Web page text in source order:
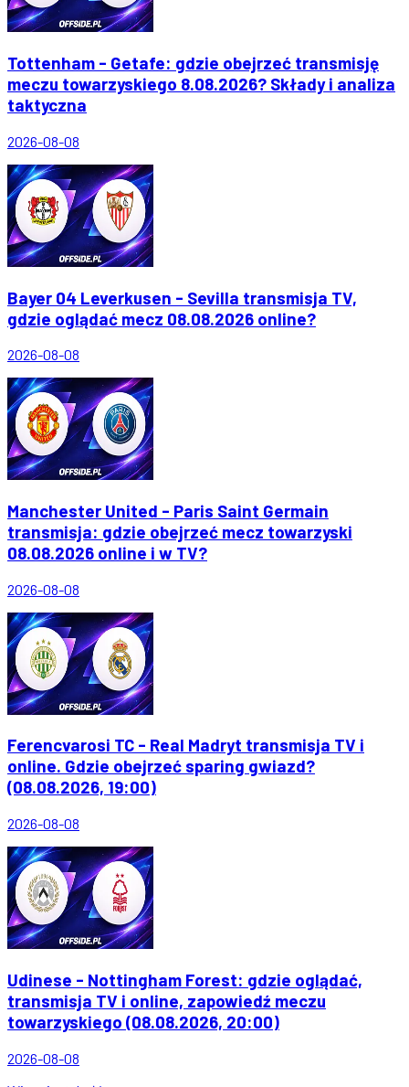
Tottenham - Getafe: gdzie obejrzeć transmisję
meczu towarzyskiego 8.08.2026? Składy i analiza
taktyczna
2026-08-08
Bayer 04 Leverkusen - Sevilla transmisja TV,
gdzie oglądać mecz 08.08.2026 online?
2026-08-08
Manchester United - Paris Saint Germain
transmisja: gdzie obejrzeć mecz towarzyski
08.08.2026 online i w TV?
2026-08-08
Ferencvarosi TC - Real Madryt transmisja TV i
online. Gdzie obejrzeć sparing gwiazd?
(08.08.2026, 19:00)
2026-08-08
Udinese - Nottingham Forest: gdzie oglądać,
transmisja TV i online, zapowiedź meczu
towarzyskiego (08.08.2026, 20:00)
2026-08-08